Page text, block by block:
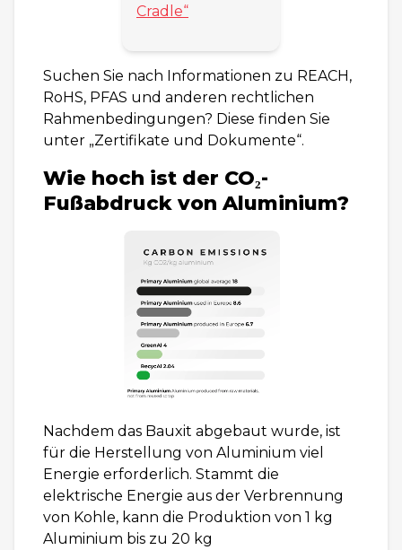
Cradle“
Suchen Sie nach Informationen zu REACH,
RoHS, PFAS und anderen rechtlichen
Rahmenbedingungen? Diese finden Sie
unter „Zertifikate und Dokumente“.
Wie hoch ist der CO₂-
Fußabdruck von Aluminium?
Nachdem das Bauxit abgebaut wurde, ist
für die Herstellung von Aluminium viel
Energie erforderlich. Stammt die
elektrische Energie aus der Verbrennung
von Kohle, kann die Produktion von 1 kg
Aluminium bis zu 20 kg